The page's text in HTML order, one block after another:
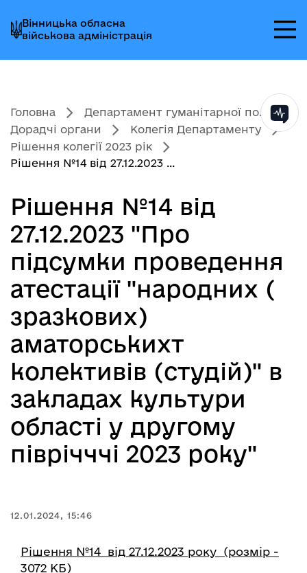
до
головного
меню
до
головного
вмісту
до
головного
колонтитула
Вінницька обласна
військова адміністрація
Головна
Департамент гуманітарної по...
Дорадчі органи
Колегія Департаменту
Рішення колегії 2023 рік
Рішення №14 від 27.12.2023 ...
Рішення №14 від
27.12.2023 "Про
підсумки проведення
атестації "народних (
зразкових)
аматорськихт
колективів (студій)" в
закладах культури
області у другому
піврічччі 2023 року"
12.01.2024, 15:46
Рішення №14 від 27.12.2023 року (розмір -
3072 КБ)